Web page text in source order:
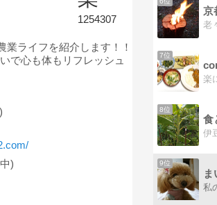
1254307
業ライフを紹介します！！
で心も体もリフレッシュ
)
京
7位
8位
9位